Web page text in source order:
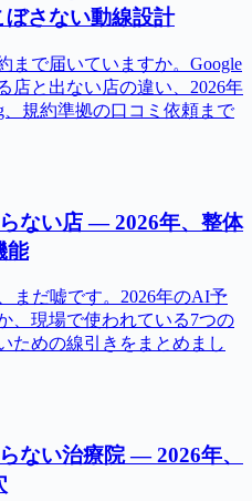
さない動線設計
まで届いていますか。Google
店と出ない店の違い、2026年
、規約準拠の口コミ依頼まで
ない店 — 2026年、整体
能
まだ嘘です。2026年のAI予
、現場で使われている7つの
ための線引きをまとめまし
ない治療院 — 2026年、